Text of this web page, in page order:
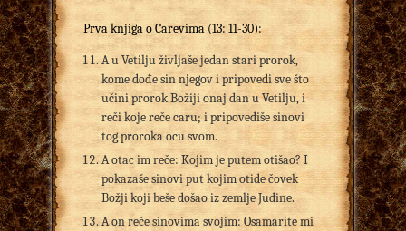
Prva knjiga o Carevima (13: 11-30):
A u Vetilju življaše jedan stari prorok,
kome dođe sin njegov i pripovedi sve što
učini prorok Božiji onaj dan u Vetilju, i
reči koje reče caru; i pripovediše sinovi
tog proroka ocu svom.
A otac im reče: Kojim je putem otišao? I
pokazaše sinovi put kojim otide čovek
Božji koji beše došao iz zemlje Judine.
A on reče sinovima svojim: Osamarite mi